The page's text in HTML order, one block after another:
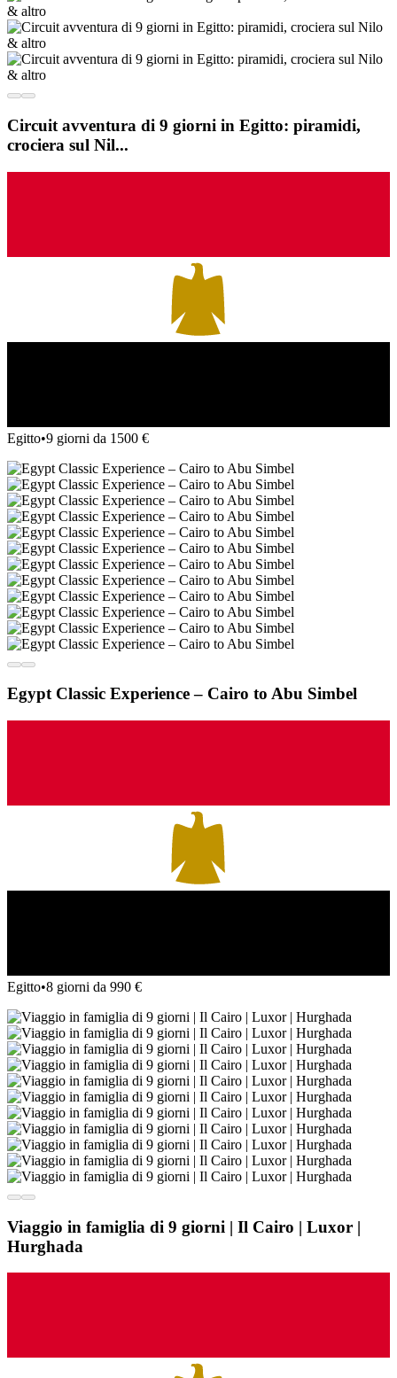
Circuit avventura di 9 giorni in Egitto: piramidi,
crociera sul Nil...
Egitto•9 giorni da 1500 €
Egypt Classic Experience – Cairo to Abu Simbel
Egitto•8 giorni da 990 €
Viaggio in famiglia di 9 giorni | Il Cairo | Luxor |
Hurghada